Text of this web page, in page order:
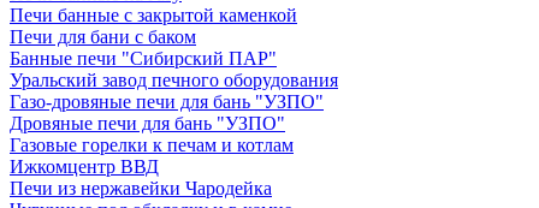
Печи банные с закрытой каменкой
Печи для бани с баком
Банные печи "Сибирский ПАР"
Уральский завод печного оборудования
Газо-дровяные печи для бань "УЗПО"
Дровяные печи для бань "УЗПО"
Газовые горелки к печам и котлам
Ижкомцентр ВВД
Печи из нержавейки Чародейка